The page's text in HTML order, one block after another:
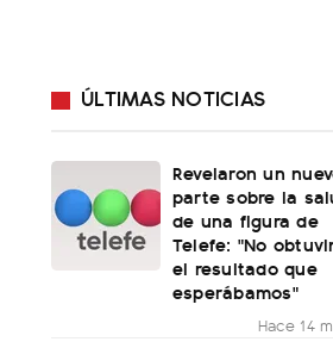
ÚLTIMAS NOTICIAS
Revelaron un
parte sobre la
de una figura de
Telefe: "No
el resultado que
esperábamos"
Hace 14